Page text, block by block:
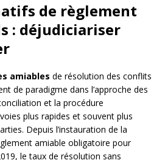
de règlement
: déjudiciariser
amiables de résolution des conflits
de paradigme dans l’approche des
et la procédure
plus rapides et souvent plus
Depuis l’instauration de la
amiable obligatoire pour
le taux de résolution sans